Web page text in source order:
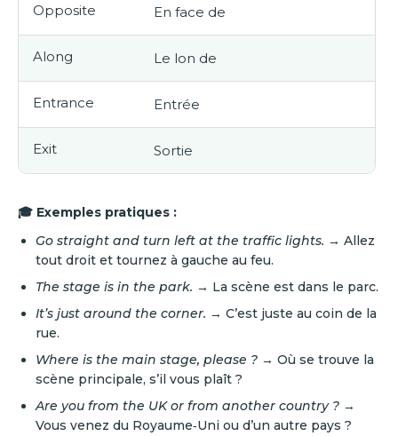
Opposite En face de
Along Le lon de
Entrance Entrée
Exit Sortie
🎓 Exemples pratiques :
Go straight and turn left at the traffic lights. → Allez
tout droit et tournez à gauche au feu.
The stage is in the park. → La scène est dans le parc.
It’s just around the corner. → C’est juste au coin de la
rue.
Where is the main stage, please ? → Où se trouve la
scène principale, s’il vous plaît ?
Are you from the UK or from another country ? →
Vous venez du Royaume‑Uni ou d’un autre pays ?